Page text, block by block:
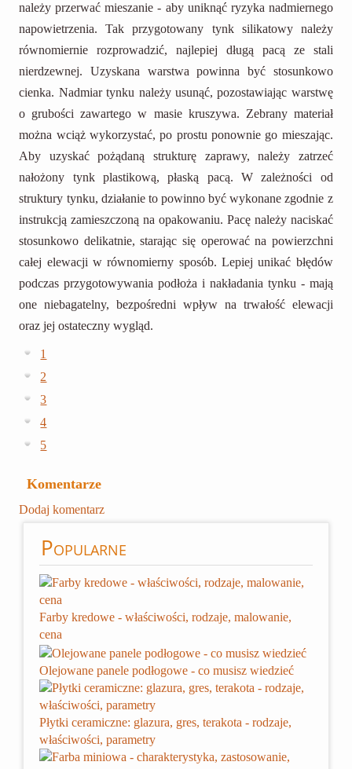
należy przerwać mieszanie - aby uniknąć ryzyka nadmiernego
napowietrzenia. Tak przygotowany tynk silikatowy należy
równomiernie rozprowadzić, najlepiej długą pacą ze stali
nierdzewnej. Uzyskana warstwa powinna być stosunkowo
cienka. Nadmiar tynku należy usunąć, pozostawiając warstwę
o grubości zawartego w masie kruszywa. Zebrany materiał
można wciąż wykorzystać, po prostu ponownie go mieszając.
Aby uzyskać pożądaną strukturę zaprawy, należy zatrzeć
nałożony tynk plastikową, płaską pacą. W zależności od
struktury tynku, działanie to powinno być wykonane zgodnie z
instrukcją zamieszczoną na opakowaniu. Pacę należy naciskać
stosunkowo delikatnie, starając się operować na powierzchni
całej elewacji w równomierny sposób. Lepiej unikać błędów
podczas przygotowywania podłoża i nakładania tynku - mają
one niebagatelny, bezpośredni wpływ na trwałość elewacji
oraz jej ostateczny wygląd.
1
2
3
4
5
Komentarze
Dodaj komentarz
Popularne
Farby kredowe - właściwości, rodzaje, malowanie,
cena
Olejowane panele podłogowe - co musisz wiedzieć
Płytki ceramiczne: glazura, gres, terakota - rodzaje,
właściwości, parametry